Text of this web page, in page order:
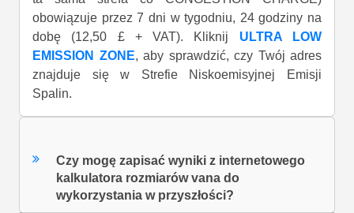
obowiązuje przez 7 dni w tygodniu, 24 godziny na
dobę (12,50 £ + VAT). Kliknij ULTRA LOW
EMISSION ZONE, aby sprawdzić, czy Twój adres
znajduje się w Strefie Niskoemisyjnej Emisji
Spalin.
Czy mogę zapisać wyniki z internetowego
kalkulatora rozmiarów vana do
wykorzystania w przyszłości?